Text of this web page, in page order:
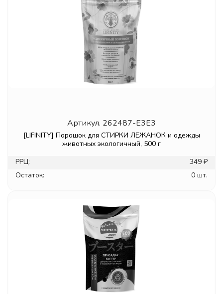
Артикул. 262487-E3E3
[LIFINITY] Порошок для СТИРКИ ЛЕЖАНОК и одежды
животных экологичный, 500 г
РРЦ:
349 ₽
Остаток:
0 шт.